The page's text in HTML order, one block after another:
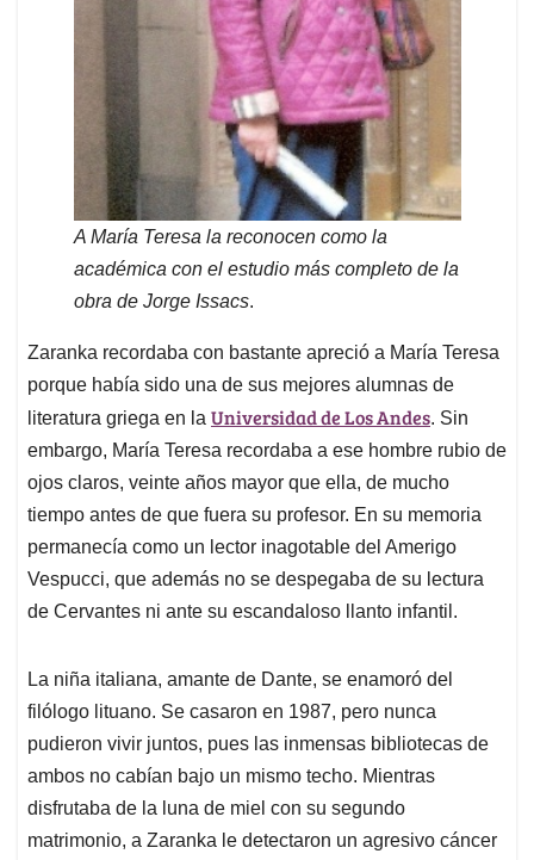
A María Teresa la reconocen como la
académica con el estudio más completo de la
obra de Jorge Issacs.
Zaranka recordaba con bastante apreció a María Teresa
porque había sido una de sus mejores alumnas de
literatura griega en la Universidad de Los Andes. Sin
embargo, María Teresa recordaba a ese hombre rubio de
ojos claros, veinte años mayor que ella, de mucho
tiempo antes de que fuera su profesor. En su memoria
permanecía como un lector inagotable del Amerigo
Vespucci, que además no se despegaba de su lectura
de Cervantes ni ante su escandaloso llanto infantil.
La niña italiana, amante de Dante, se enamoró del
filólogo lituano. Se casaron en 1987, pero nunca
pudieron vivir juntos, pues las inmensas bibliotecas de
ambos no cabían bajo un mismo techo. Mientras
disfrutaba de la luna de miel con su segundo
matrimonio, a Zaranka le detectaron un agresivo cáncer